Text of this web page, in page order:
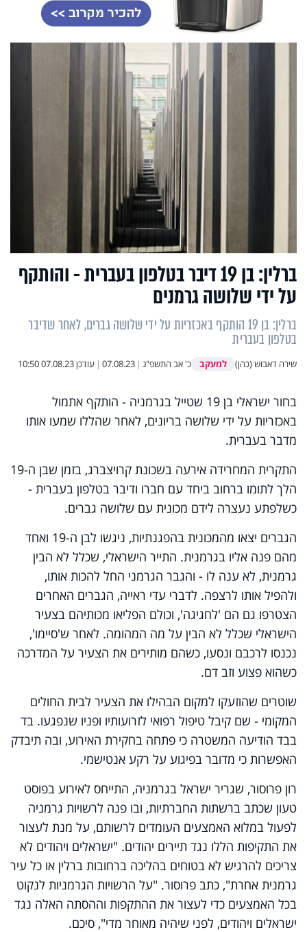
ברלין: בן 19 דיבר בטלפון בעברית - והותקף
על ידי שלושה גרמנים
ברלין: בן 19 הותקף באכזריות על ידי שלושה גברים, לאחר שדיבר
בטלפון בעברית
שירה דאבוש (כהן) למעקב כ' אב התשפ"ג |
07.08.23
| עודכן07.08.23 10:50
בחור ישראלי בן 19 שטייל בגרמניה - הותקף אתמול
באכזריות על ידי שלושה בריונים, לאחר שהללו שמעו אותו
מדבר בעברית.
התקרית המחרידה אירעה בשכונת קרויצברג, בזמן שבן ה-19
הלך לתומו ברחוב ביחד עם חברו ודיבר בטלפון בעברית -
כשלפתע נעצרה לידם מכונית עם שלושה גברים.
הגברים יצאו מהמכונית בהפגנתיות, ניגשו לבן ה-19 ואחד
מהם פנה אליו בגרמנית. התייר הישראלי, שכלל לא הבין
גרמנית, לא ענה לו - והגבר הגרמני החל להכות אותו,
ולהפיל אותו לרצפה. לדברי עדי ראייה, הגברים האחרים
הצטרפו גם הם 'לחגיגה', וכולם הפליאו מכותיהם בצעיר
הישראלי שכלל לא הבין על מה המהומה. לאחר ש'סיימו',
נכנסו לרכבם ונסעו, כשהם מותירים את הצעיר על המדרכה
כשהוא פצוע וזב דם.
שוטרים שהוזעקו למקום הבהילו את הצעיר לבית החולים
המקומי - שם קיבל טיפול רפואי לזרועותיו ופניו שנפגעו. בד
בבד הודיעה המשטרה כי פתחה בחקירת האירוע, ובה תיבדק
האפשרות כי מדובר בפיגוע על רקע אנטישמי.
רון פרוסור, שגריר ישראל בגרמניה, התייחס לאירוע בפוסט
טעון שכתב ברשתות החברתיות, ובו פנה לרשויות גרמניה
לפעול במלוא האמצעים העומדים לרשותם, על מנת לעצור
את התקיפות הללו נגד תיירים יהודים. "ישראלים ויהודים לא
צריכים להרגיש לא בטוחים בהליכה ברחובות ברלין או כל עיר
גרמנית אחרת", כתב פרוסור. "על הרשויות הגרמניות לנקוט
בכל האמצעים כדי לעצור את ההתקפות וההסתה האלה נגד
ישראלים ויהודים, לפני שיהיה מאוחר מדי", סיכם.